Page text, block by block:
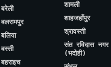
बरेली
बलरामपुर
बलिया
बस्ती
बहराइच
शामली
शाहजहाँपुर
श्रावस्ती
संत रविदास नगर
(भदोही)